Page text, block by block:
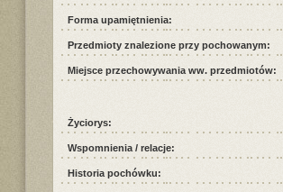
Forma upamiętnienia:
Przedmioty znalezione przy pochowanym:
Miejsce przechowywania ww. przedmiotów:
Życiorys:
Wspomnienia / relacje:
Historia pochówku: